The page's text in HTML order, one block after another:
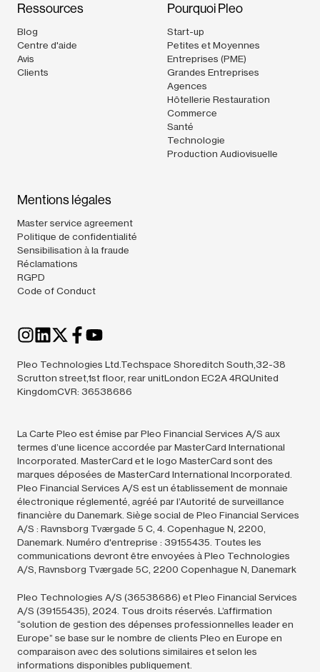
Ressources
Blog
Centre d'aide
Avis
Clients
Pourquoi Pleo
Start-up
Petites et Moyennes
Entreprises (PME)
Grandes Entreprises
Agences
Hôtellerie Restauration
Commerce
Santé
Technologie
Production Audiovisuelle
Mentions légales
Master service agreement
Politique de confidentialité
Sensibilisation à la fraude
Réclamations
RGPD
Code of Conduct
Pleo Technologies Ltd.Techspace Shoreditch South,32-38
Scrutton street,1st floor, rear unitLondon EC2A 4RQUnited
KingdomCVR: 36538686
La Carte Pleo est émise par Pleo Financial Services A/S aux
termes d’une licence accordée par MasterCard International
Incorporated. MasterCard et le logo MasterCard sont des
marques déposées de MasterCard International Incorporated.
Pleo Financial Services A/S est un établissement de monnaie
électronique réglementé, agréé par l’Autorité de surveillance
financière du Danemark. Siège social de Pleo Financial Services
A/S : Ravnsborg Tværgade 5 C, 4. Copenhague N, 2200,
Danemark. Numéro d'entreprise : 39155435. Toutes les
communications devront être envoyées à Pleo Technologies
A/S, Ravnsborg Tværgade 5C, 2200 Copenhague N, Danemark
Pleo Technologies A/S (36538686) et Pleo Financial Services
A/S (39155435), 2024. Tous droits réservés. L’affirmation
“solution de gestion des dépenses professionnelles leader en
Europe” se base sur le nombre de clients Pleo en Europe en
comparaison avec des solutions similaires et selon les
informations disponibles publiquement.